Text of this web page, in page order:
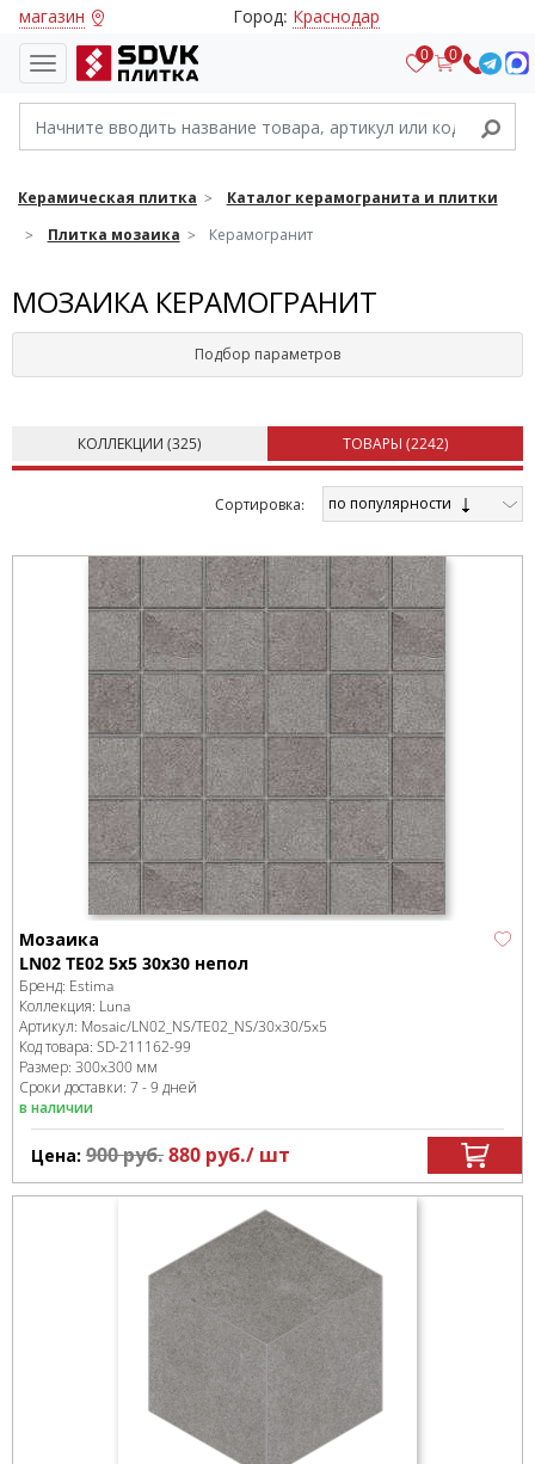
магазин Город: Краснодар
0 0
Керамическая плитка
Каталог керамогранита и плитки
Плитка мозаика
Керамогранит
МОЗАИКА КЕРАМОГРАНИТ
Подбор параметров
КОЛЛЕКЦИИ (325) ТОВАРЫ (2242)
Cортировка: по популярности
Мозаика
LN02 TE02 5x5 30x30 непол
Бренд: Estima
Коллекция: Luna
Артикул: Mosaic/LN02_NS/TE02_NS/30x30/5x5
Код товара: SD-211162-99
Размер: 300x300 мм
Сроки доставки: 7 - 9 дней
в наличии
Цена: 900руб.880 руб./ шт